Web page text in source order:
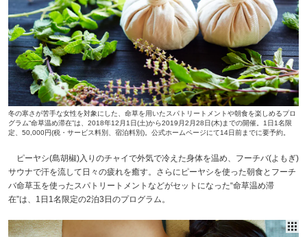
冬の寒さが苦手な女性を対象にした、命草を用いたスパトリートメントや朝食を楽しめるプロ
グラム“命草温め滞在”は、2018年12月1日(土)から2019月2月28日(木)までの開催。1日1名限
定、50,000円(税・サービス料別、宿泊料別)。公式ホームページにて14日前までに要予約。
ピーヤシ(島胡椒)入りのチャイで外気で冷えた身体を温め、フーチバ(よもぎ)
サウナで汗を流して日々の疲れを癒す。さらにピーヤシを使った朝食とフーチ
バ命草玉を使ったスパトリートメントなどがセットになった“命草温め滞
在”は、1日1名限定の2泊3日のプログラム。